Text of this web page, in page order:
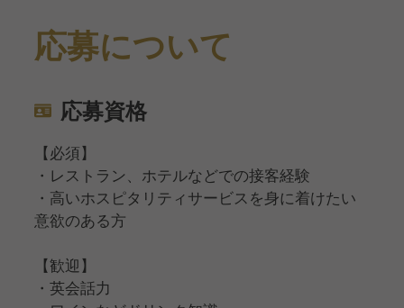
応募について
応募資格
【必須】
・レストラン、ホテルなどでの接客経験
・高いホスピタリティサービスを身に着けたい
意欲のある方
【歓迎】
・英会話力